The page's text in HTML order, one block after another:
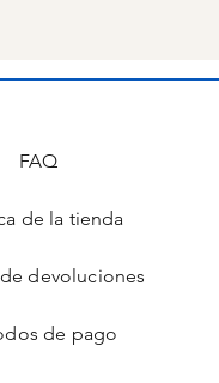
FAQ
de la tienda
devoluciones
de pago